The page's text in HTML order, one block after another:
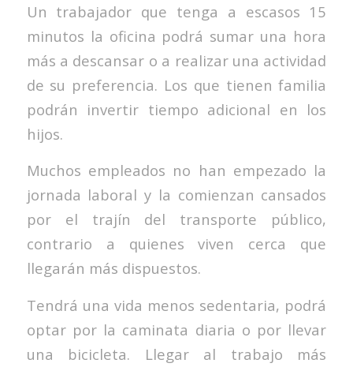
Un trabajador que tenga a escasos 15
minutos la oficina podrá sumar una hora
más a descansar o a realizar una actividad
de su preferencia. Los que tienen familia
podrán invertir tiempo adicional en los
hijos.
Muchos empleados no han empezado la
jornada laboral y la comienzan cansados
por el trajín del transporte público,
contrario a quienes viven cerca que
llegarán más dispuestos.
Tendrá una vida menos sedentaria, podrá
optar por la caminata diaria o por llevar
una bicicleta. Llegar al trabajo más